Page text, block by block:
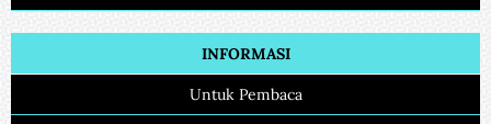
INFORMASI
Untuk Pembaca